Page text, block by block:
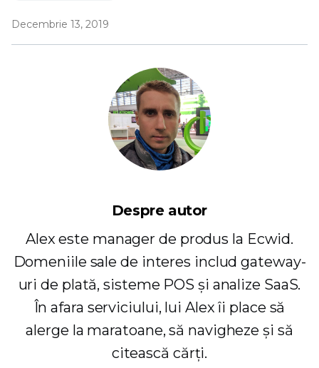
Decembrie 13, 2019
Despre autor
Alex este manager de produs la Ecwid.
Domeniile sale de interes includ gateway-
uri de plată, sisteme POS și analize SaaS.
În afara serviciului, lui Alex îi place să
alerge la maratoane, să navigheze și să
citească cărți.